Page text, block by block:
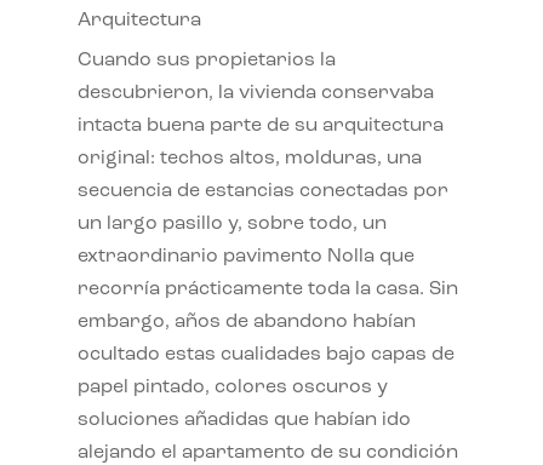
Arquitectura
Cuando sus propietarios la
descubrieron, la vivienda conservaba
intacta buena parte de su arquitectura
original: techos altos, molduras, una
secuencia de estancias conectadas por
un largo pasillo y, sobre todo, un
extraordinario pavimento Nolla que
recorría prácticamente toda la casa. Sin
embargo, años de abandono habían
ocultado estas cualidades bajo capas de
papel pintado, colores oscuros y
soluciones añadidas que habían ido
alejando el apartamento de su condición